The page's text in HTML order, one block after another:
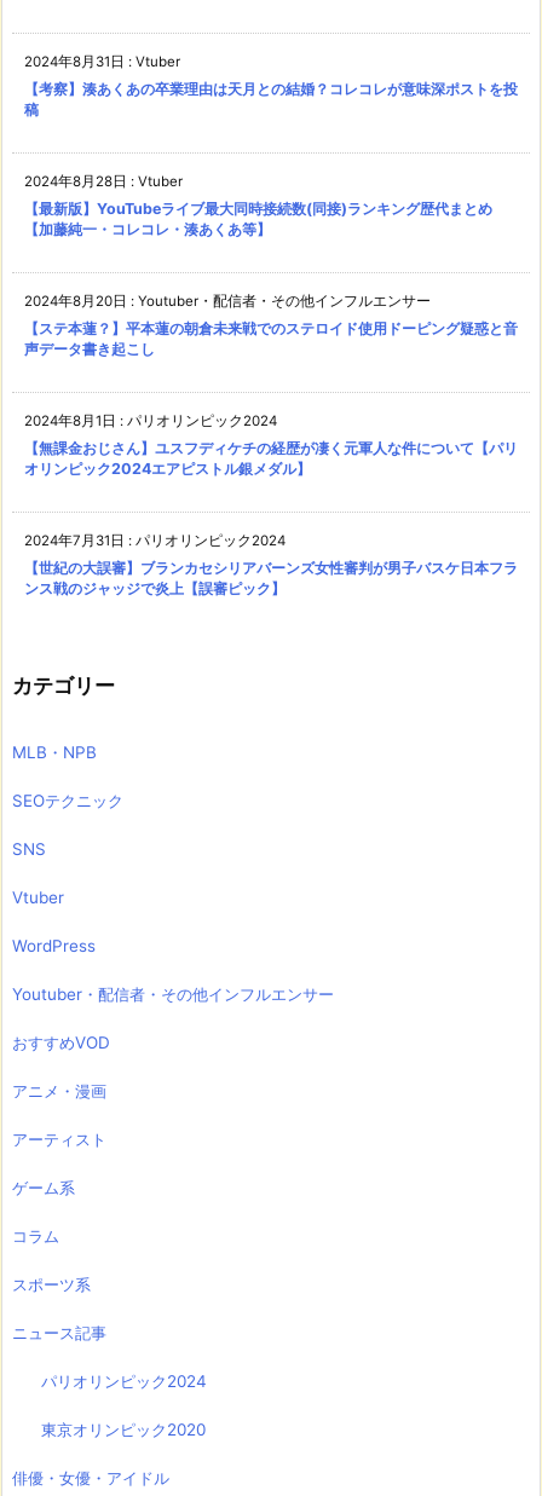
2024年8月31日 : Vtuber
【考察】湊あくあの卒業理由は天月との結婚？コレコレが意味深ポストを投
稿
2024年8月28日 : Vtuber
【最新版】YouTubeライブ最大同時接続数(同接)ランキング歴代まとめ
【加藤純一・コレコレ・湊あくあ等】
2024年8月20日 : Youtuber・配信者・その他インフルエンサー
【ステ本蓮？】平本蓮の朝倉未来戦でのステロイド使用ドーピング疑惑と音
声データ書き起こし
2024年8月1日 : パリオリンピック2024
【無課金おじさん】ユスフディケチの経歴が凄く元軍人な件について【パリ
オリンピック2024エアピストル銀メダル】
2024年7月31日 : パリオリンピック2024
【世紀の大誤審】ブランカセシリアバーンズ女性審判が男子バスケ日本フラ
ンス戦のジャッジで炎上【誤審ピック】
カテゴリー
MLB・NPB
SEOテクニック
SNS
Vtuber
WordPress
Youtuber・配信者・その他インフルエンサー
おすすめVOD
アニメ・漫画
アーティスト
ゲーム系
コラム
スポーツ系
ニュース記事
パリオリンピック2024
東京オリンピック2020
俳優・女優・アイドル